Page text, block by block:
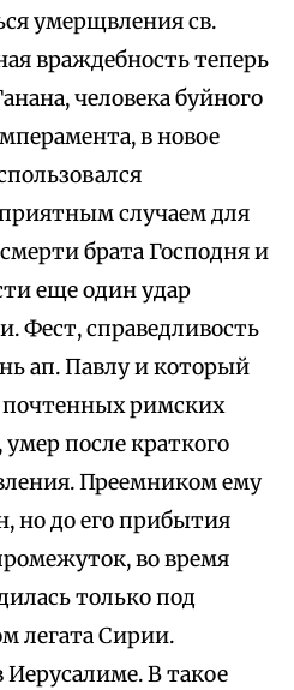
умерщвления св.
враждебность теперь
человека буйного
в новое
случаем для
брата Господня и
еще один удар
Фест, справедливость
ап. Павлу и который
римских
после краткого
Преемником ему
но до его прибытия
во время
только под
легата Сирии.
В такое